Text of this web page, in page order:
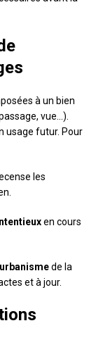
à un bien
vue…).
usage futur. Pour
les
en cours
de la
et à jour.